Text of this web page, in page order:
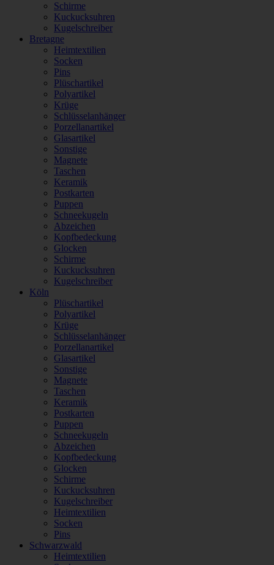
Schirme
Kuckucksuhren
Kugelschreiber
Bretagne
Heimtextilien
Socken
Pins
Plüschartikel
Polyartikel
Krüge
Schlüsselanhänger
Porzellanartikel
Glasartikel
Sonstige
Magnete
Taschen
Keramik
Postkarten
Puppen
Schneekugeln
Abzeichen
Kopfbedeckung
Glocken
Schirme
Kuckucksuhren
Kugelschreiber
Köln
Plüschartikel
Polyartikel
Krüge
Schlüsselanhänger
Porzellanartikel
Glasartikel
Sonstige
Magnete
Taschen
Keramik
Postkarten
Puppen
Schneekugeln
Abzeichen
Kopfbedeckung
Glocken
Schirme
Kuckucksuhren
Kugelschreiber
Heimtextilien
Socken
Pins
Schwarzwald
Heimtextilien